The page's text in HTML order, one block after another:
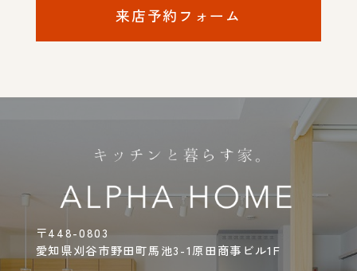
来店予約フォーム
〒448-0803
愛知県刈谷市野田町馬池3-1原田商事ビル1F